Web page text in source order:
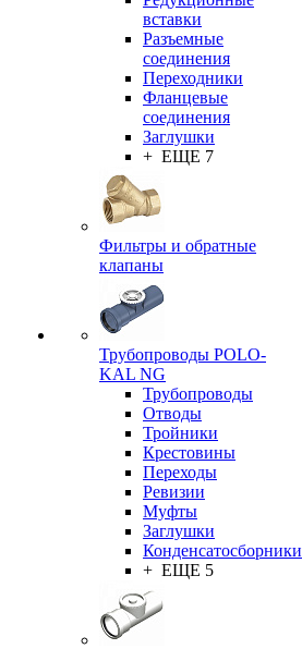
вставки
Разъемные
соединения
Переходники
Фланцевые
соединения
Заглушки
+ ЕЩЕ 7
Фильтры и обратные
клапаны
Трубопроводы POLO-
KAL NG
Трубопроводы
Отводы
Тройники
Крестовины
Переходы
Ревизии
Муфты
Заглушки
Конденсатосборники
+ ЕЩЕ 5